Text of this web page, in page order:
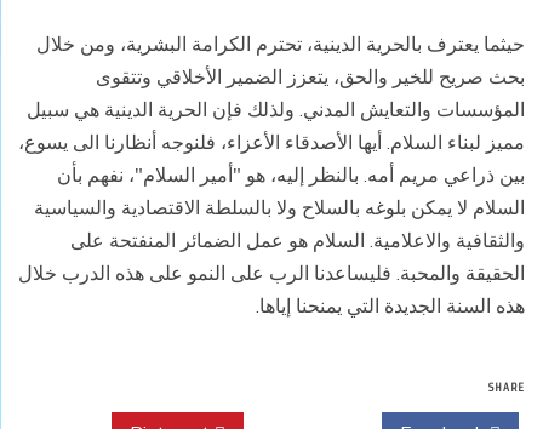
حيثما يعترف بالحرية الدينية، تحترم الكرامة البشرية، ومن خلال
بحث صريح للخير والحق، يتعزز الضمير الأخلاقي وتتقوى
المؤسسات والتعايش المدني. ولذلك فإن الحرية الدينية هي سبيل
مميز لبناء السلام. أيها الأصدقاء الأعزاء، فلنوجه أنظارنا الى يسوع،
بين ذراعي مريم أمه. بالنظر إليه، هو "أمير السلام"، نفهم بأن
السلام لا يمكن بلوغه بالسلاح ولا بالسلطة الاقتصادية والسياسية
والثقافية والاعلامية. السلام هو عمل الضمائر المنفتحة على
الحقيقة والمحبة. فليساعدنا الرب على النمو على هذه الدرب خلال
هذه السنة الجديدة التي يمنحنا إياها.
SHARE